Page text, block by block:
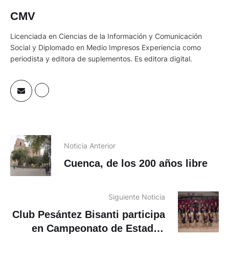
CMV
Licenciada en Ciencias de la Información y Comunicación
Social y Diplomado en Medio Impresos Experiencia como
periodista y editora de suplementos. Es editora digital.
Noticia Anterior
Cuenca, de los 200 años libre
Siguiente Noticia
Club Pesántez Bisanti participa
en Campeonato de Estados